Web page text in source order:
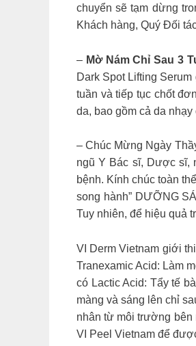
chuyển sẽ tạm dừng
Khách hàng, Quý Đối
– Mờ Nám Chỉ Sau 3
Dark Spot Lifting
tuần và tiếp tục chốt
da, bao gồm cả da
– Chúc Mừng Ngày
ngũ Y Bác sĩ, Dược sĩ,
bệnh. Kính chúc toàn
song hành” DƯỠNG
Tuy nhiên, để hiệu quả
VI Derm Vietnam giới
Tranexamic Acid: Làm
có Lactic Acid: Tẩy tế
màng và sáng lên chỉ
nhân từ môi trường bên
VI Peel Vietnam để